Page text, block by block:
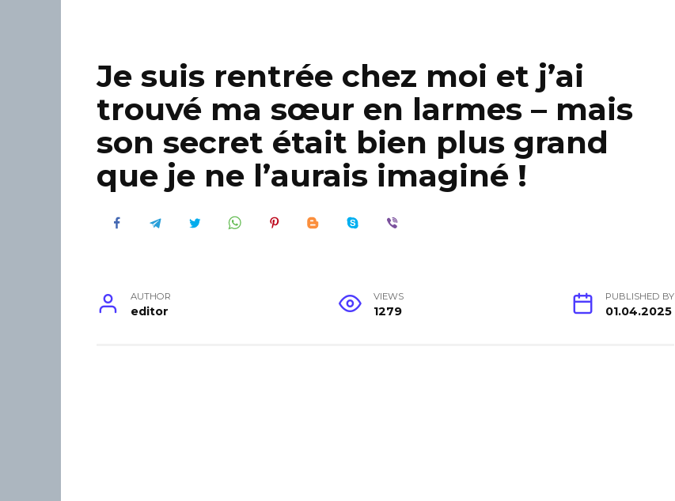
Je suis rentrée chez moi et j’ai
trouvé ma sœur en larmes – mais
son secret était bien plus grand
que je ne l’aurais imaginé !
AUTHOR
editor
VIEWS
1279
PUBLISHED BY
01.04.2025